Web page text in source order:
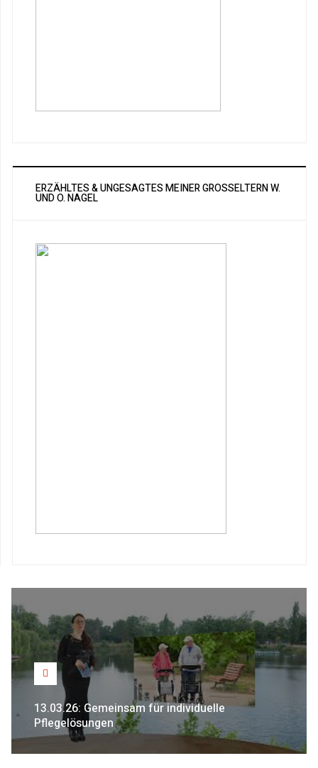
ERZÄHLTES & UNGESAGTES MEINER GROSSELTERN W. U
ND O. NAGEL
13.03.26: Gemeinsam für individuelle
Pflegelösungen